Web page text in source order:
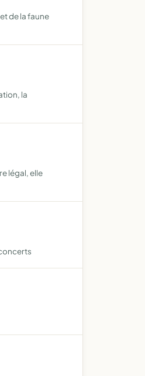
de la faune
la
légal, elle